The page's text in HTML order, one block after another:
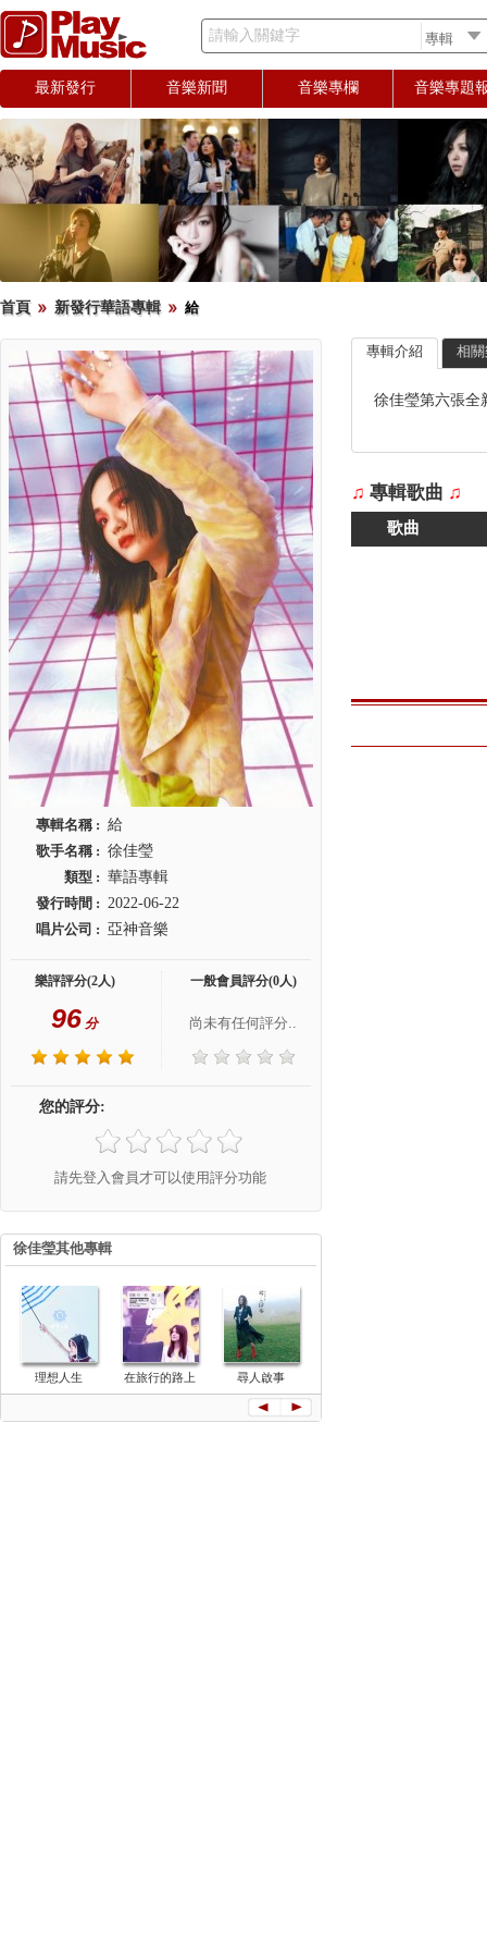
請輸入關鍵字
最新發行 音樂新聞 音樂專欄 音樂專題
首頁 新發行華語專輯 給
專輯名稱 : 給
歌手名稱 : 徐佳瑩
類型 : 華語專輯
發行時間 : 2022-06-22
唱片公司 : 亞神音樂
樂評評分(2人)
96 分
一般會員評分(0人)
尚未有任何評分..
您的評分:
請先登入會員才可以使用評分功能
徐佳瑩其他專輯
理想人生 在旅行的路上 尋人啟事
專輯介紹 相
徐佳瑩第六張全
♫ 專輯歌曲 ♫
歌曲